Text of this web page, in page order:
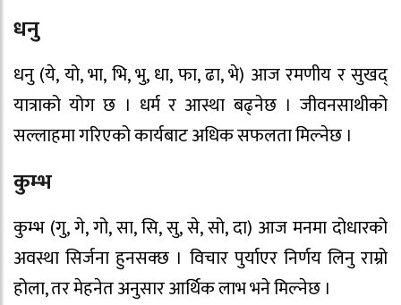
धनु
धनु (ये, यो, भा, भि, भु, धा, फा, ढा, भे) आज रमणीय र सुखद्
यात्राको योग छ । धर्म र आस्था बढ्नेछ । जीवनसाथीको
सल्लाहमा गरिएको कार्यबाट अधिक सफलता मिल्नेछ ।
कुम्भ
कुम्भ (गु, गे, गो, सा, सि, सु, से, सो, दा) आज मनमा दोधारको
अवस्था सिर्जना हुनसक्छ । विचार पुर्याएर निर्णय लिनु राम्रो
होला, तर मेहनेत अनुसार आर्थिक लाभ भने मिल्नेछ ।